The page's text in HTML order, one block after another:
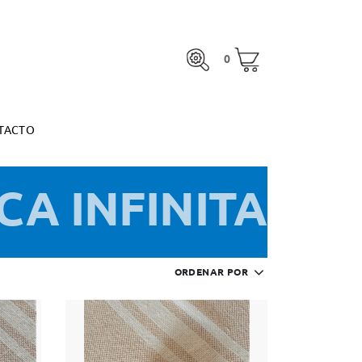
0
0,00 €
INFINITA
ORDENAR POR